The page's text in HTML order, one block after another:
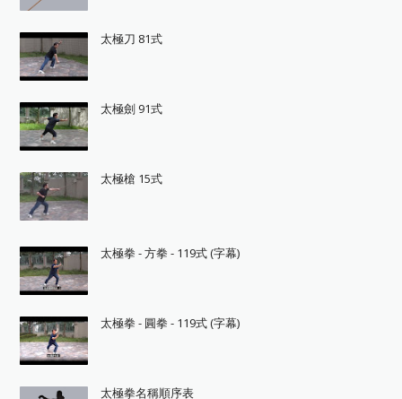
太極刀 81式
太極劍 91式
太極槍 15式
太極拳 - 方拳 - 119式 (字幕)
太極拳 - 圓拳 - 119式 (字幕)
太極拳名稱順序表